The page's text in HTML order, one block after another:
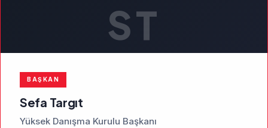
ST
BAŞKAN
Sefa Targıt
Yüksek Danışma Kurulu Başkanı